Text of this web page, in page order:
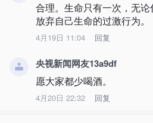
合理。生命只有一次，无
放弃自己生命的过激行为。
4月19日 11:04 回复
央视新闻网友13a9df
愿大家都少喝酒。
4月20日 22:32 回复